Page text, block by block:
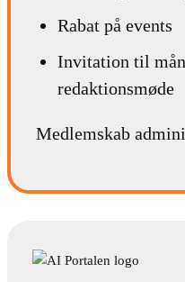
Rabat på events
Invitation til
redaktionsmøde
Medlemskab